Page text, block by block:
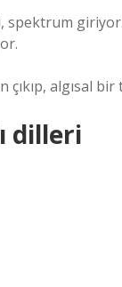
giriyor.
algısal
dilleri